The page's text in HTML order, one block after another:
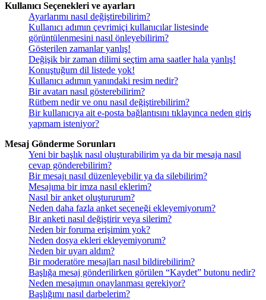
Kullanıcı Seçenekleri ve ayarları
Ayarlarımı nasıl değiştirebilirim?
Kullanıcı adımın çevrimiçi kullanıcılar listesinde
görüntülenmesini nasıl önleyebilirim?
Gösterilen zamanlar yanlış!
Değişik bir zaman dilimi seçtim ama saatler hala yanlış!
Konuştuğum dil listede yok!
Kullanıcı adımın yanındaki resim nedir?
Bir avatarı nasıl gösterebilirim?
Rütbem nedir ve onu nasıl değiştirebilirim?
Bir kullanıcıya ait e-posta bağlantısını tıklayınca neden giriş
yapmam isteniyor?
Mesaj Gönderme Sorunları
Yeni bir başlık nasıl oluşturabilirim ya da bir mesaja nasıl
cevap gönderebilirim?
Bir mesajı nasıl düzenleyebilir ya da silebilirim?
Mesajıma bir imza nasıl eklerim?
Nasıl bir anket oluştururum?
Neden daha fazla anket seçeneği ekleyemiyorum?
Bir anketi nasıl değiştirir veya silerim?
Neden bir foruma erişimim yok?
Neden dosya ekleri ekleyemiyorum?
Neden bir uyarı aldım?
Bir moderatöre mesajları nasıl bildirebilirim?
Başlığa mesaj gönderilirken görülen “Kaydet” butonu nedir?
Neden mesajımın onaylanması gerekiyor?
Başlığımı nasıl darbelerim?